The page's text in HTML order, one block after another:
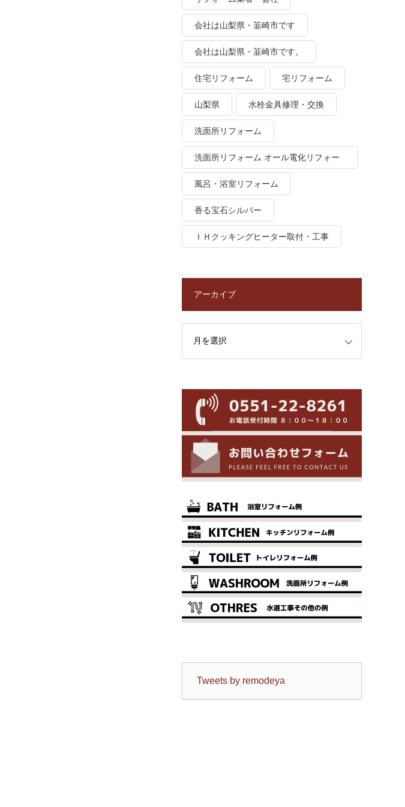
会社は山梨県・韮崎市です
会社は山梨県・韮崎市です。
住宅リフォーム 宅リフォーム
山梨県 水栓金具修理・交換
洗面所リフォーム
洗面所リフォーム オール電化リフォー
ム
風呂・浴室リフォーム
香る宝石シルバー
ＩＨクッキングヒーター取付・工事
アーカイブ
Tweets by remodeya